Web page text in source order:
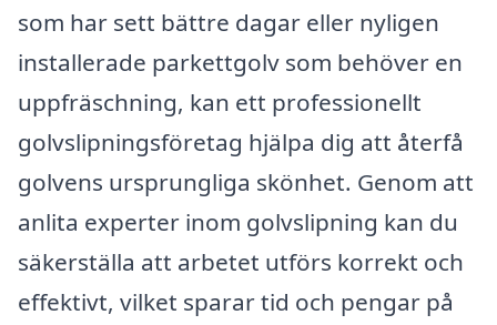
som har sett bättre dagar eller nyligen
installerade parkettgolv som behöver en
uppfräschning, kan ett professionellt
golvslipningsföretag hjälpa dig att återfå
golvens ursprungliga skönhet. Genom att
anlita experter inom golvslipning kan du
säkerställa att arbetet utförs korrekt och
effektivt, vilket sparar tid och pengar på